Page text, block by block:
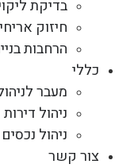
בדיקת
חיזוק
הרחבות
כללי
מעבר
ניהול
ניהול
צור קשר